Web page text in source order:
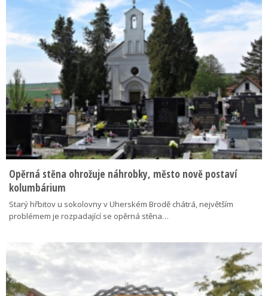
Opěrná stěna ohrožuje náhrobky, město nově postaví
kolumbárium
Starý hřbitov u sokolovny v Uherském Brodě chátrá, největším
problémem je rozpadající se opěrná stěna…